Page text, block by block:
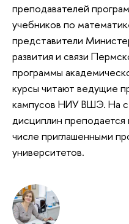
преподавателей
учебников по
представители
развития и связи
программы
курсы читают ведущие
кампусов НИУ ВШЭ. На
дисциплин преподается
числе приглашенными
университетов.